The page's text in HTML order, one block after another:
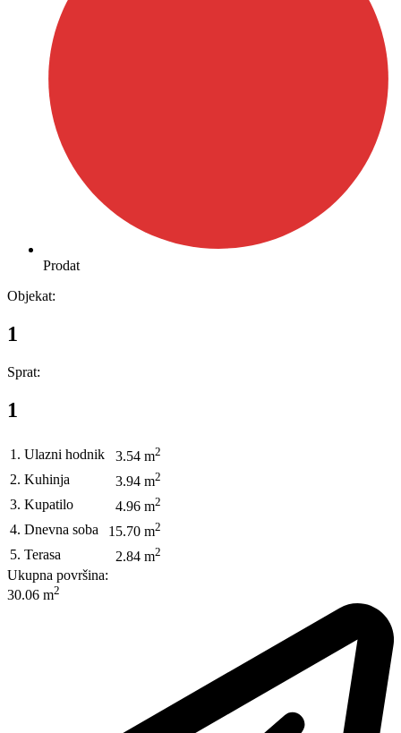
Prodat
Objekat:
1
Sprat:
1
1. Ulazni hodnik 3.54 m2
2. Kuhinja 3.94 m2
3. Kupatilo 4.96 m2
4. Dnevna soba 15.70 m2
5. Terasa 2.84 m2
Ukupna površina:
30.06 m2